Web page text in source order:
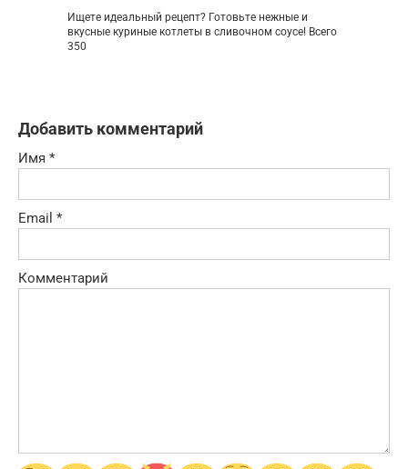
Ищете идеальный рецепт? Готовьте нежные и
вкусные куриные котлеты в сливочном соусе! Всего
350
Добавить комментарий
Имя *
Email *
Комментарий